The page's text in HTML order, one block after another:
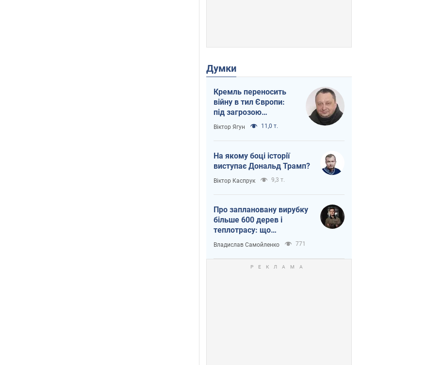
Думки
Кремль переносить
війну в тил Європи:
під загрозою
критична логістика
Віктор Ягун 11,0 т.
На якому боці історії
виступає Дональд Трамп?
Віктор Каспрук 9,3 т.
Про заплановану вирубку
більше 600 дерев і
теплотрасу: що
відбувається на Теремках
у Києві
Владислав Самойленко 771